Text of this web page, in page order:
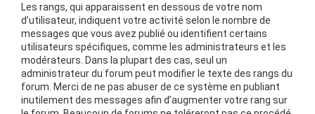
Les rangs, qui apparaissent en dessous de votre nom
d’utilisateur, indiquent votre activité selon le nombre de
messages que vous avez publié ou identifient certains
utilisateurs spécifiques, comme les administrateurs et les
modérateurs. Dans la plupart des cas, seul un
administrateur du forum peut modifier le texte des rangs du
forum. Merci de ne pas abuser de ce système en publiant
inutilement des messages afin d’augmenter votre rang sur